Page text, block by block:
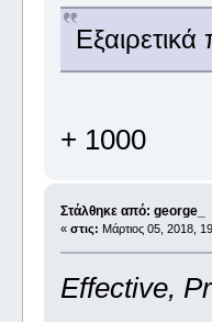
+ 1000
Στάλθηκε από: george_
« στις: Μάρτιος 05, 2018,
Effective,